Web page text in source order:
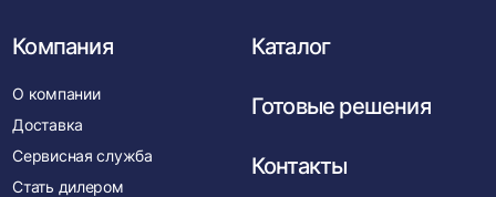
Компания
О компании
Доставка
Сервисная служба
Стать дилером
Каталог
Готовые решения
Контакты